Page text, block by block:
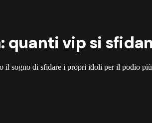
quanti vip si
sogno di sfidare i propri idoli per il podio